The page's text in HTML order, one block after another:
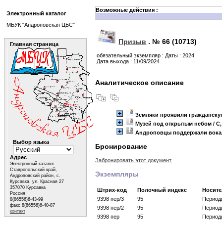
Возможные действия :
Призыв . № 66 (10713)
обязательный экземпляр : Даты : 2024
Дата выхода : 11/09/2024
Аналитическое описание
Земляки проявили
Музей под открытым небом /
Андроповцы поддержали
Бронирование
Забронировать этот документ
Экземпляры
Штрих-код Полочный индекс
9398 пер/3
95
9398 пер/2
95
9398 пер
95
Электронный каталог
МБУК "Андроповская ЦБС"
Главная страница
Выбор языка
Адрес
Электронный каталог
Ставропольский край,
Андроповский район, с.
Курсавка, ул. Красная 27
357070 Курсавка
Россия
8(86556)6-43-99
факс 8(86556)6-40-87
контакт